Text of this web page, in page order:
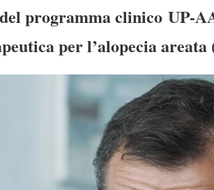
programma clinico UP-
per l’alopecia areata